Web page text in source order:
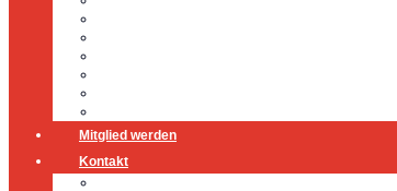
Mitglied werden
Kontakt